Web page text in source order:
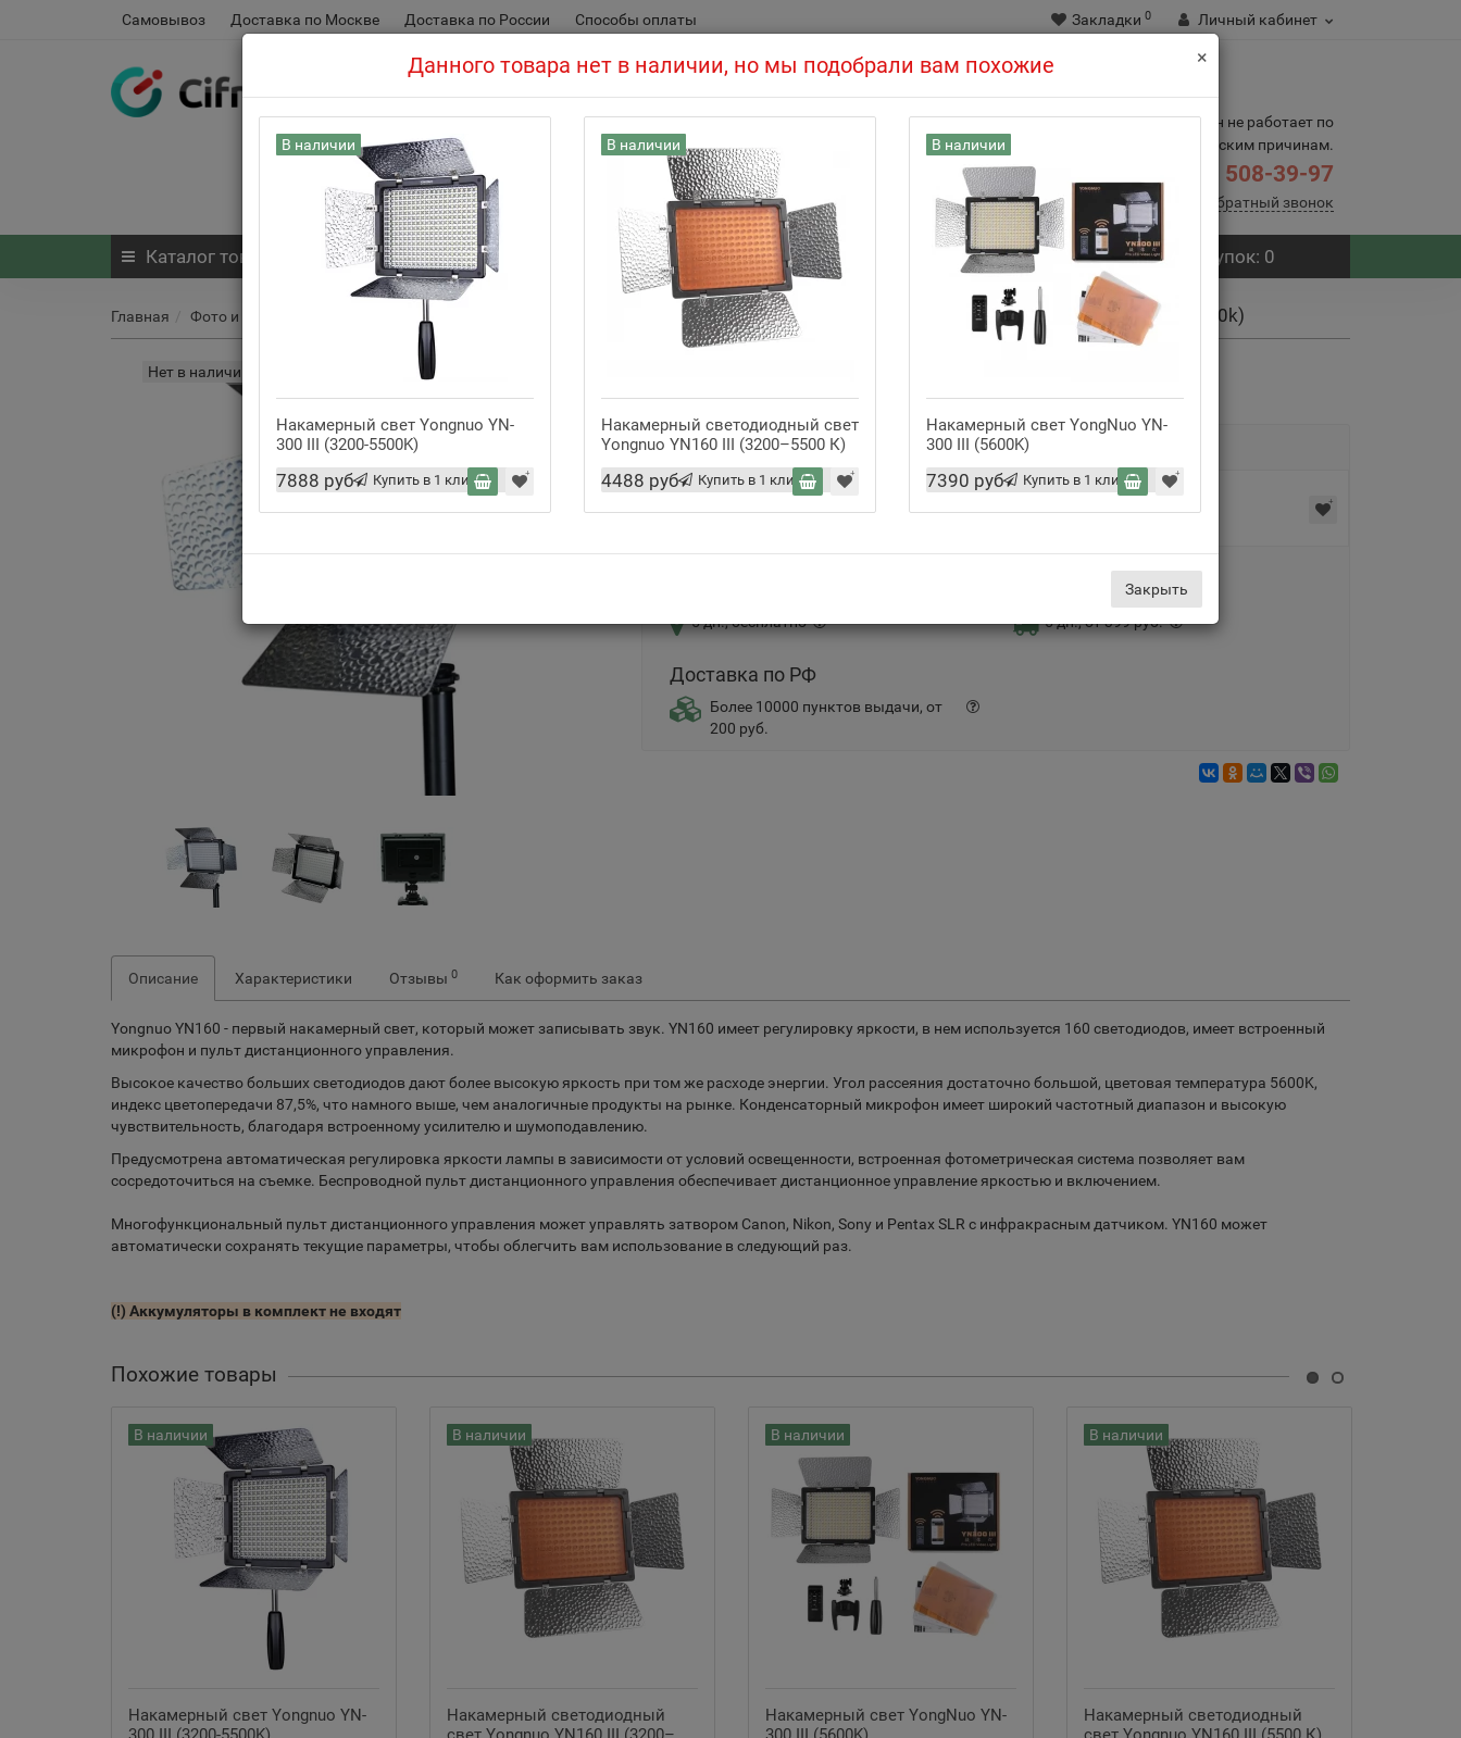
Самовывоз Доставка по Москве Доставка по России Способы оплаты Закладки 0 Личный кабинет
7.08 магазин не работает по
техническим причинам.
508-39-97
Заказать обратный звонок
Каталог товаров Корзина покупок: 0
Главная Фото и видео Вспышки и накамерный свет Накамерный светодиодный свет YONGNUO YN160 (5500-6500k)
Нет в наличии
Артикул: 5453
Цена: 3599 руб
5 дн., бесплатно
Доставка по Москве
5 дн., от 399 руб.
Доставка по РФ
Более 10000 пунктов выдачи, от
200 руб.
Описание Характеристики Отзывы 0 Как оформить заказ
Yongnuo YN160 - первый накамерный свет, который может записывать звук. YN160 имеет регулировку яркости, в нем используется 160 светодиодов, имеет встроенный
микрофон и пульт дистанционного управления.
Высокое качество больших светодиодов дают более высокую яркость при том же расходе энергии. Угол рассеяния достаточно большой, цветовая температура 5600K,
индекс цветопередачи 87,5%, что намного выше, чем аналогичные продукты на рынке. Конденсаторный микрофон имеет широкий частотный диапазон и высокую
чувствительность, благодаря встроенному усилителю и шумоподавлению.
Предусмотрена автоматическая регулировка яркости лампы в зависимости от условий освещенности, встроенная фотометрическая система позволяет вам
сосредоточиться на съемке. Беспроводной пульт дистанционного управления обеспечивает дистанционное управление яркостью и включением.
Многофункциональный пульт дистанционного управления может управлять затвором Canon, Nikon, Sony и Pentax SLR с инфракрасным датчиком. YN160 может
автоматически сохранять текущие параметры, чтобы облегчить вам использование в следующий раз.
(!) Аккумуляторы в комплект не входят
Похожие товары
В наличии
Накамерный свет Yongnuo YN-
В наличии
Накамерный светодиодный
В наличии
Накамерный свет YongNuo YN-
В наличии
Накамерный светодиодный
×
Данного товара нет в наличии, но мы подобрали вам похожие
В наличии
Накамерный свет Yongnuo YN-
300 III (3200-5500K)
7888 руб Купить в 1 клик
В наличии
Накамерный светодиодный свет
Yongnuo YN160 III (3200–5500 К)
4488 руб Купить в 1 клик
В наличии
Накамерный свет YongNuo YN-
300 III (5600K)
7390 руб Купить в 1 клик
В наличии
Закрыть